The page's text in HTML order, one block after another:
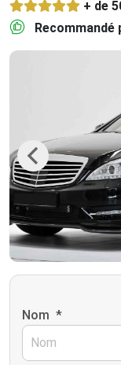
+ de
Recommandé
Previous
Nom *